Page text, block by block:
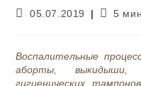
Запись
05.07.2019
Время
5
Воспалительные
аборты, выкидыши,
гигиенических